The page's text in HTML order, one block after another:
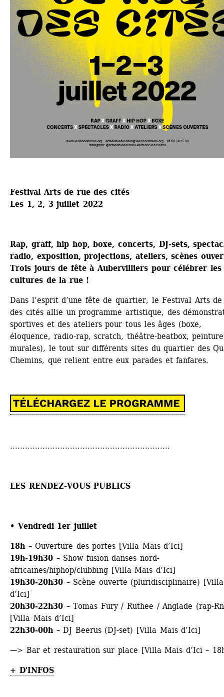
Festival Arts de rue des cités
Les 1, 2, 3 juillet 2022
Rap, graff, hip hop, boxe, concerts, DJ-sets,
radio, exposition, projections, ateliers, scènes
Trois jours de fête à Aubervilliers pour célébrer les
cultures de la rue !
Dans l’esprit d’une fête de quartier, le Festival Arts
des cités allie un programme artistique, des
sportives et des ateliers pour tous les âges (boxe,
éloquence, radio-rap, scratch, théâtre-beatbox,
murales), le tout sur différents sites du quartier des
Chemins, que relient entre eux parades et fanfares.
................................................................
LES RENDEZ-VOUS PUBLICS
• Vendredi 1er juillet
18h – Ouverture des portes [Villa Mais d’Ici]
19h-19h30 – Show fusion danses nord-
africaines/hiphop/clubbing [Villa Mais d’Ici]
19h30-20h30 – Scène ouverte (pluridisciplinaire)
d’Ici]
20h30-22h30 – Tomas Fury / Ruthee / Anglade (rap-
[Villa Mais d’Ici]
22h30-00h– DJ Beerus (DJ-set) [Villa Mais d’Ici]
—> Bar et restauration sur place [Villa Mais d’Ici –
+ D'INFOS